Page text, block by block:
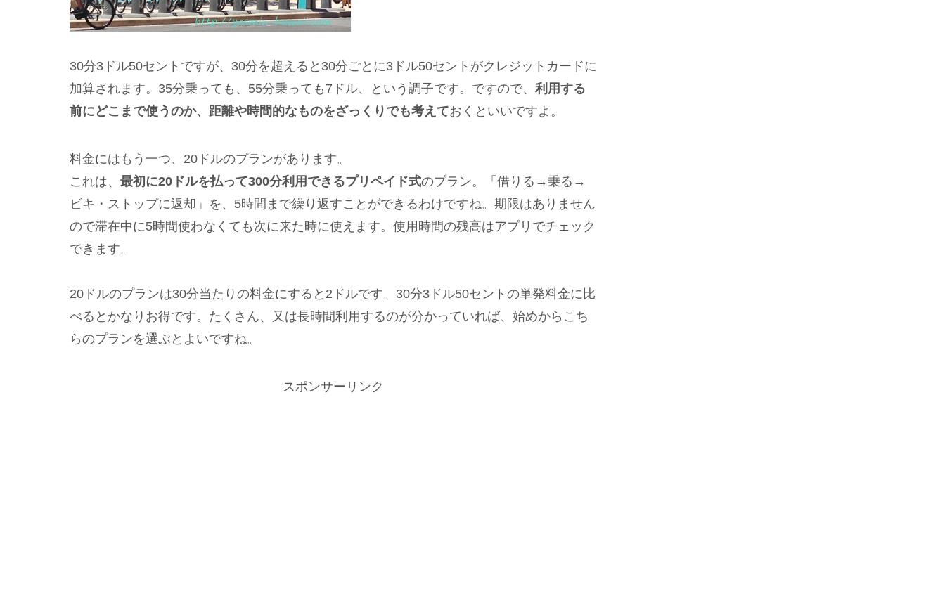
30分3ドル50セントですが、30分を超えると30分ごとに3ドル50セントがクレジットカードに
加算されます。35分乗っても、55分乗っても7ドル、という調子です。ですので、 利用する
前にどこまで使うのか、距離や時間的なものをざっくりでも考えておくといいですよ。
料金にはもう一つ、20ドルのプランがあります。
これは、 最初に20ドルを払って300分利用できるプリペイド式のプラン。「借りる→乗る→
ビキ・ストップに返却」を、5時間まで繰り返すことができるわけですね。期限はありません
ので滞在中に5時間使わなくても次に来た時に使えます。使用時間の残高はアプリでチェック
できます。
20ドルのプランは30分当たりの料金にすると2ドルです。30分3ドル50セントの単発料金に比
べるとかなりお得です。たくさん、又は長時間利用するのが分かっていれば、始めからこち
らのプランを選ぶとよいですね。
スポンサーリンク